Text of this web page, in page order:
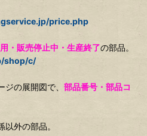
price.php
・販売停止中・生産終了の部品。
shop/c/
ジの展開図で、 部品番号・部品コ
以外の部品。